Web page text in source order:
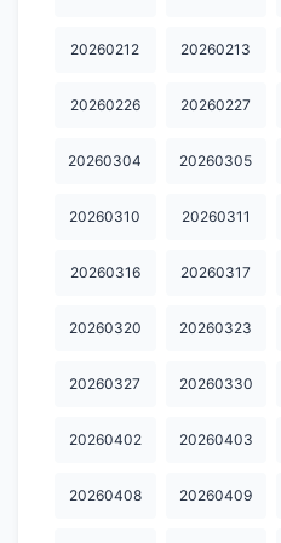
20260212 20260213
20260226 20260227
20260304 20260305
20260310 20260311
20260316 20260317
20260320 20260323
20260327 20260330
20260402 20260403
20260408 20260409